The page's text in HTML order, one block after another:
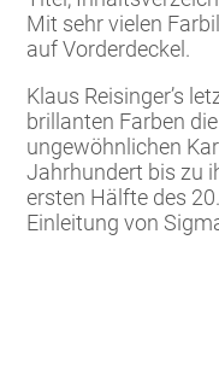
Mit sehr vielen
auf Vorderdeckel.
Klaus Reisinger’s
brillanten Farben
ungewöhnlichen
Jahrhundert bis zu
ersten Hälfte des
Einleitung von